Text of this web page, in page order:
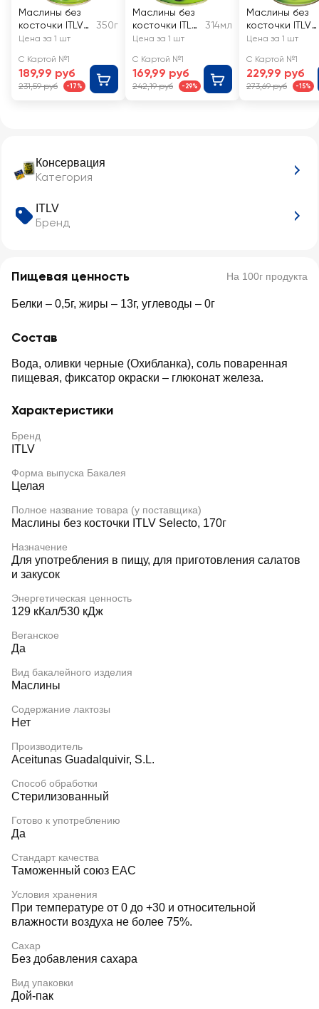
Консервация
Категория
ITLV
Бренд
Пищевая ценность На 100г продукта
Белки – 0,5г, жиры – 13г, углеводы – 0г
Состав
Вода, оливки черные (Охибланка), соль поваренная
пищевая, фиксатор окраски – глюконат железа.
Характеристики
Бренд
ITLV
Форма выпуска Бакалея
Целая
Полное название товара (у поставщика)
Маслины без косточки ITLV Selecto, 170г
Назначение
Для употребления в пищу, для приготовления салатов
и закусок
Энергетическая ценность
129 кКал/530 кДж
Веганское
Да
Вид бакалейного изделия
Маслины
Содержание лактозы
Нет
Производитель
Aceitunas Guadalquivir, S.L.
Способ обработки
Стерилизованный
Готово к употреблению
Да
Стандарт качества
Таможенный союз EAC
Условия хранения
При температуре от 0 до +30 и относительной
влажности воздуха не более 75%.
Сахар
Без добавления сахара
Вид упаковки
Дой-пак
Маслины без
косточки ITLV
Selecto
350г
Цена за 1 шт
С Картой №1
189,99 руб
231,59 руб -17%
Маслины без
косточки ITLV
Clasico
314мл
Цена за 1 шт
С Картой №1
169,99 руб
242,19 руб -29%
Маслины без
косточки ITLV
Super черные
Цена за 1 шт
С Картой №1
229,99 руб
273,69 руб -15%